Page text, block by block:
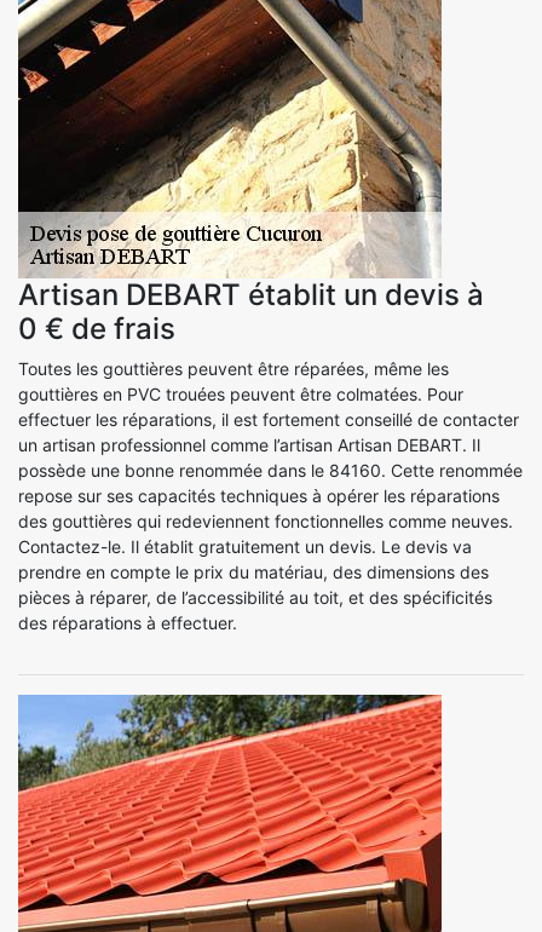
Artisan DEBART établit un devis à
0 € de frais
Toutes les gouttières peuvent être réparées, même les
gouttières en PVC trouées peuvent être colmatées. Pour
effectuer les réparations, il est fortement conseillé de contacter
un artisan professionnel comme l’artisan Artisan DEBART. Il
possède une bonne renommée dans le 84160. Cette renommée
repose sur ses capacités techniques à opérer les réparations
des gouttières qui redeviennent fonctionnelles comme neuves.
Contactez-le. Il établit gratuitement un devis. Le devis va
prendre en compte le prix du matériau, des dimensions des
pièces à réparer, de l’accessibilité au toit, et des spécificités
des réparations à effectuer.